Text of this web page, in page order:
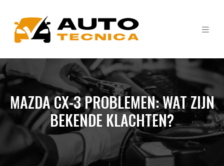
MAZDA CX-3 PROBLEMEN: WAT ZIJN
BEKENDE KLACHTEN?